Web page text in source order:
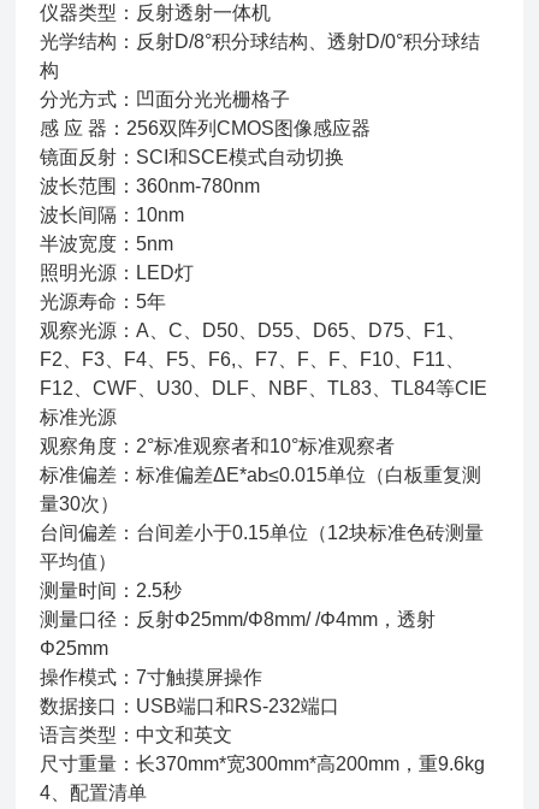
仪器类型：反射透射一体机
光学结构：反射D/8°积分球结构、透射D/0°积分球结
构
分光方式：凹面分光光栅格子
感 应 器：256双阵列CMOS图像感应器
镜面反射：SCI和SCE模式自动切换
波长范围：360nm-780nm
波长间隔：10nm
半波宽度：5nm
照明光源：LED灯
光源寿命：5年
观察光源：A、C、D50、D55、D65、D75、F1、
F2、F3、F4、F5、F6,、F7、F、F、F10、F11、
F12、CWF、U30、DLF、NBF、TL83、TL84等CIE
标准光源
观察角度：2°标准观察者和10°标准观察者
标准偏差：标准偏差ΔE*ab≤0.015单位（白板重复测
量30次）
台间偏差：台间差小于0.15单位（12块标准色砖测量
平均值）
测量时间：2.5秒
测量口径：反射Φ25mm/Φ8mm/ /Φ4mm，透射
Φ25mm
操作模式：7寸触摸屏操作
数据接口：USB端口和RS-232端口
语言类型：中文和英文
尺寸重量：长370mm*宽300mm*高200mm，重9.6kg
4、配置清单